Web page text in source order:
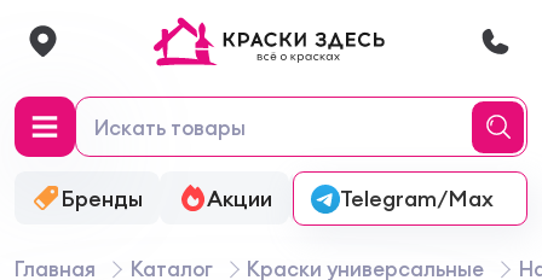
Бренды Акции Онлайн-колеровка
Telegram/Max
Главная Каталог Краски универсальные